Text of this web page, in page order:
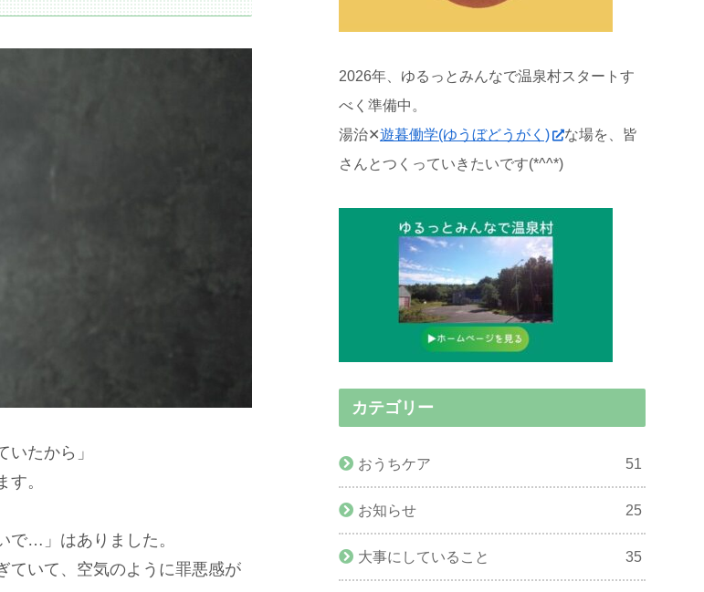
たから」
。
で…」はありました。
ていて、空気のように罪悪感が
2026年、ゆるっとみんなで温泉村スタートす
べく準備中。
湯治✕遊暮働学(ゆうぼどうがく)
な場を、皆
さんとつくっていきたいです(*^^*)
カテゴリー
おうちケア 51
お知らせ 25
大事にしていること 35